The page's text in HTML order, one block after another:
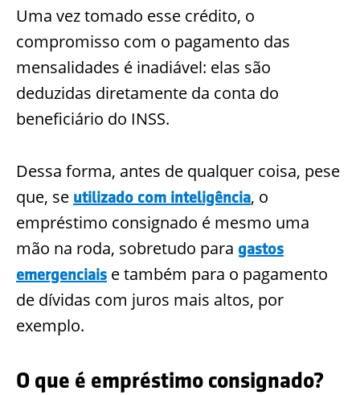
Uma vez tomado esse crédito, o
compromisso com o pagamento das
mensalidades é inadiável: elas são
deduzidas diretamente da conta do
beneficiário do INSS.
Dessa forma, antes de qualquer coisa, pese
que, se utilizado com inteligência, o
empréstimo consignado é mesmo uma
mão na roda, sobretudo para gastos
emergenciais e também para o pagamento
de dívidas com juros mais altos, por
exemplo.
O que é empréstimo consignado?